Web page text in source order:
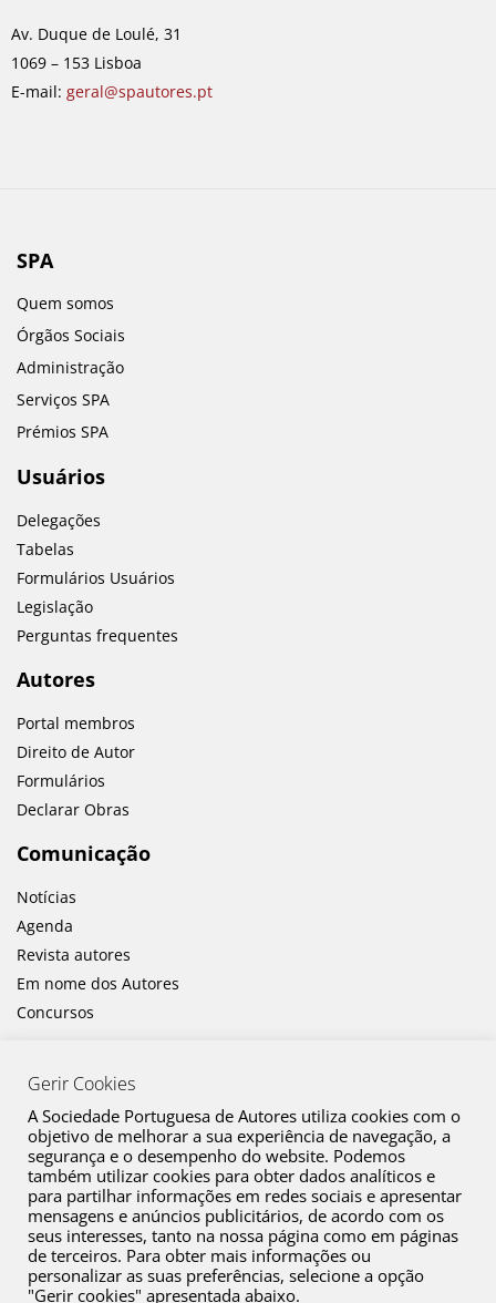
o
k
r
a
m
i
n
Av. Duque de Loulé, 31
1069 – 153 Lisboa
E-mail: geral@spautores.pt
SPA
Quem somos
Órgãos Sociais
Administração
Serviços SPA
Prémios SPA
Usuários
Delegações
Tabelas
Formulários Usuários
Legislação
Perguntas frequentes
Autores
Portal membros
Direito de Autor
Formulários
Declarar Obras
Comunicação
Notícias
Agenda
Revista autores
Em nome dos Autores
Concursos
Canal de Denúncia
Plano de Prevenção de Riscos de Corrupção e Infrações Conexas
Política de Privacidade
Política de Cookies
Gerir Cookies
A Sociedade Portuguesa de Autores utiliza cookies com o
objetivo de melhorar a sua experiência de navegação, a
segurança e o desempenho do website. Podemos
também utilizar cookies para obter dados analíticos e
para partilhar informações em redes sociais e apresentar
mensagens e anúncios publicitários, de acordo com os
seus interesses, tanto na nossa página como em páginas
de terceiros. Para obter mais informações ou
personalizar as suas preferências, selecione a opção
"Gerir cookies" apresentada abaixo.